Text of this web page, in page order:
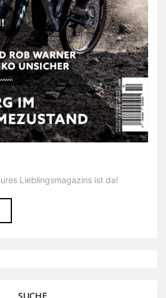
Lieblingsmagazins ist da!
SUCHE